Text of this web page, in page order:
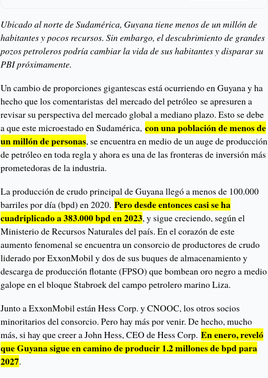
Ubicado al norte de Sudamérica, Guyana tiene menos de un millón de
habitantes y pocos recursos. Sin embargo, el descubrimiento de grandes
pozos petroleros podría cambiar la vida de sus habitantes y disparar su
PBI próximamente.
Un cambio de proporciones gigantescas está ocurriendo en Guyana y ha
hecho que los comentaristas del mercado del petróleo se apresuren a
revisar su perspectiva del mercado global a mediano plazo. Esto se debe
a que este microestado en Sudamérica,con una población de menos de
un millón de personas, se encuentra en medio de un auge de producción
de petróleo en toda regla y ahora es una de las fronteras de inversión más
prometedoras de la industria.
La producción de crudo principal de Guyana llegó a menos de 100.000
barriles por día (bpd) en 2020.Pero desde entonces casi se ha
cuadriplicado a 383.000 bpd en 2023, y sigue creciendo, según el
Ministerio de Recursos Naturales del país. En el corazón de este
aumento fenomenal se encuentra un consorcio de productores de crudo
liderado por ExxonMobil y dos de sus buques de almacenamiento y
descarga de producción flotante (FPSO) que bombean oro negro a medio
galope en el bloque Stabroek del campo petrolero marino Liza.
Junto a ExxonMobil están Hess Corp. y CNOOC, los otros socios
minoritarios del consorcio. Pero hay más por venir. De hecho, mucho
más, si hay que creer a John Hess, CEO de Hess Corp.En enero, reveló
que Guyana sigue en camino de producir 1.2 millones de bpd para
2027.